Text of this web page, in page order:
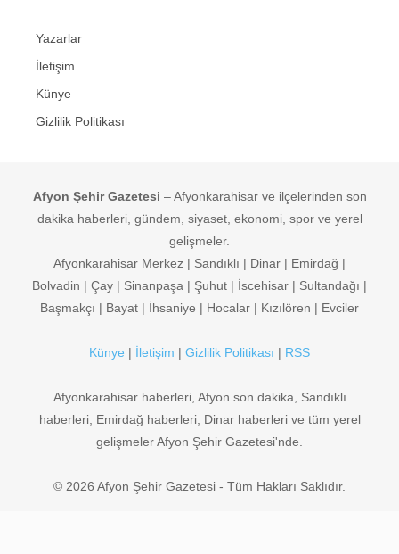
Yazarlar
İletişim
Künye
Gizlilik Politikası
Afyon Şehir Gazetesi – Afyonkarahisar ve ilçelerinden son
dakika haberleri, gündem, siyaset, ekonomi, spor ve yerel
gelişmeler.
Afyonkarahisar Merkez | Sandıklı | Dinar | Emirdağ |
Bolvadin | Çay | Sinanpaşa | Şuhut | İscehisar | Sultandağı |
Başmakçı | Bayat | İhsaniye | Hocalar | Kızılören | Evciler
Künye | İletişim | Gizlilik Politikası | RSS
Afyonkarahisar haberleri, Afyon son dakika, Sandıklı
haberleri, Emirdağ haberleri, Dinar haberleri ve tüm yerel
gelişmeler Afyon Şehir Gazetesi'nde.
© 2026 Afyon Şehir Gazetesi - Tüm Hakları Saklıdır.